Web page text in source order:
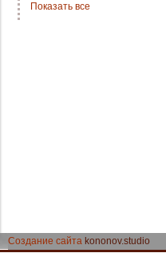
Показать все
Создание сайта kononov.studio